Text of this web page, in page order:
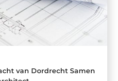
van Dordrecht Samen